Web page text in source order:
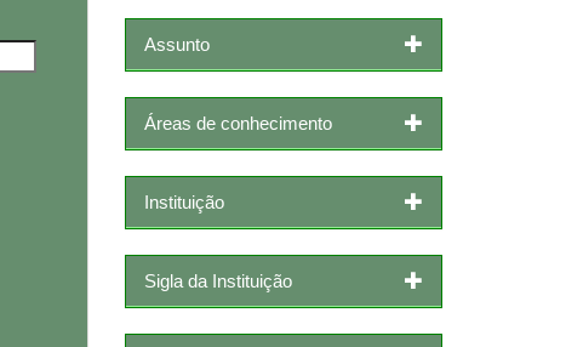
Assunto
Áreas de conhecimento
Instituição
Sigla da Instituição